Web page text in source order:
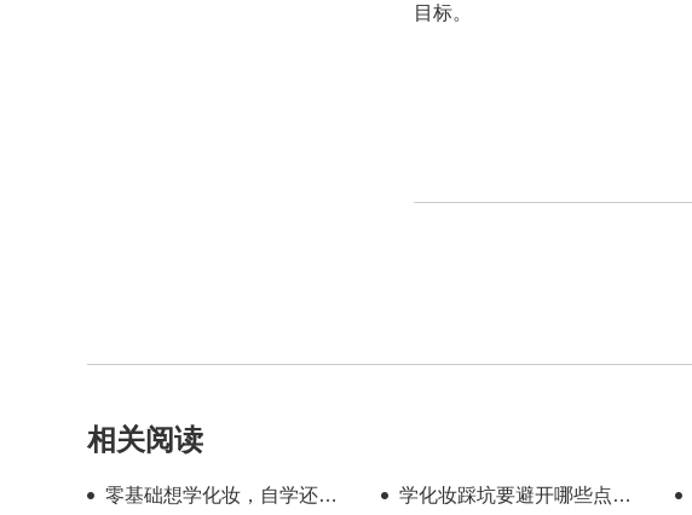
目标。
相关阅读
零基础想学化妆，自学还是
学化妆踩坑要避开哪些点？